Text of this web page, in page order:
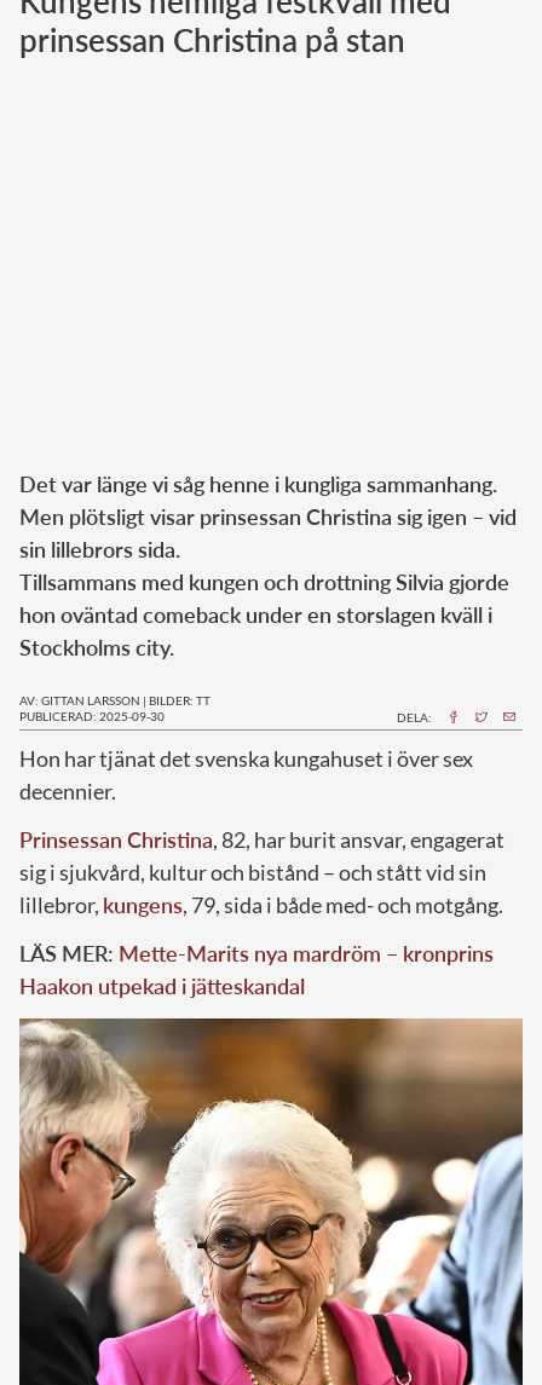
Norska kungahuset
prinsessan Christina på stan
Det var länge vi såg henne i kungliga sammanhang.
Men plötsligt visar prinsessan Christina sig igen – vid
sin lillebrors sida.
Tillsammans med kungen och drottning Silvia gjorde
hon oväntad comeback under en storslagen kväll i
Stockholms city.
AV: GITTAN LARSSON | BILDER: TT
PUBLICERAD: 2025-09-30
DELA:
Hon har tjänat det svenska kungahuset i över sex
decennier.
Prinsessan Christina, 82, har burit ansvar, engagerat
sig i sjukvård, kultur och bistånd – och stått vid sin
lillebror, kungens, 79, sida i både med- och motgång.
LÄS MER: Mette-Marits nya mardröm – kronprins
Haakon utpekad i jätteskandal